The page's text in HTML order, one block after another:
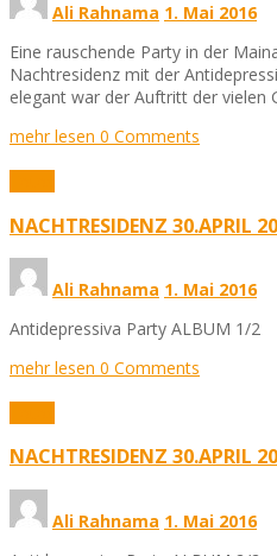
Ali Rahnama 1. Mai 2016
Eine rauschende Party in der
Nachtresidenz mit der
elegant war der Auftritt der vielen
mehr lesen 0 Comments
NACHTRESIDENZ 30.APRIL
Ali Rahnama 1. Mai 2016
Antidepressiva Party ALBUM 1/2
mehr lesen 0 Comments
NACHTRESIDENZ 30.APRIL
Ali Rahnama 1. Mai 2016